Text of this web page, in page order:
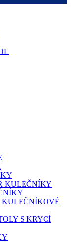
KULEČNÍKY
KULEČNÍKOVÉ
S KRYCÍ